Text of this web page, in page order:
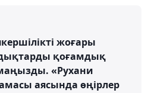
жоғары
қоғамдық
«Рухани
аясында өңірлер